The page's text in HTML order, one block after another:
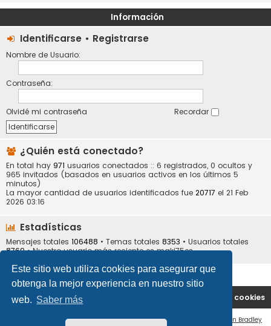
Este sitio web utiliza cookies para asegurar que
obtenga la mejor experiencia en nuestro sitio
web. Saber más
Información
Identificarse • Registrarse
Nombre de Usuario:
Contraseña:
Olvidé mi contraseña Recordar
¿Quién está conectado?
En total hay 971 usuarios conectados :: 6 registrados, 0 ocultos y
965 invitados (basados en usuarios activos en los últimos 5
minutos)
La mayor cantidad de usuarios identificados fue 20717 el 21 Feb
2026 03:16
Estadísticas
Mensajes totales 106488 • Temas totales 8353 • Usuarios totales
8769• Nuestro usuario más reciente esmaki75es
Portal Índice general Borrar cookies
Ian Bradley